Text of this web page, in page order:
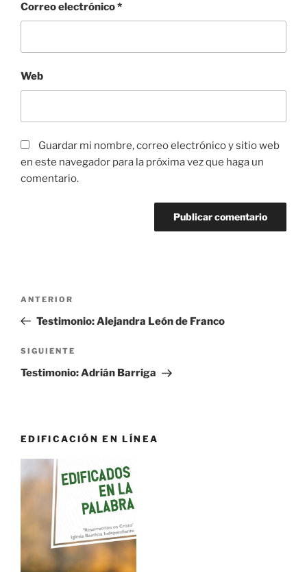
Correo electrónico*
Web
Guardar mi nombre, correo electrónico y sitio web
en este navegador para la próxima vez que haga un
comentario.
entradas
Entrada
anterior:
ANTERIOR
Testimonio: Alejandra León de Franco
Siguiente
entrada
SIGUIENTE
Testimonio: Adrián Barriga
EDIFICACIÓN EN LÍNEA